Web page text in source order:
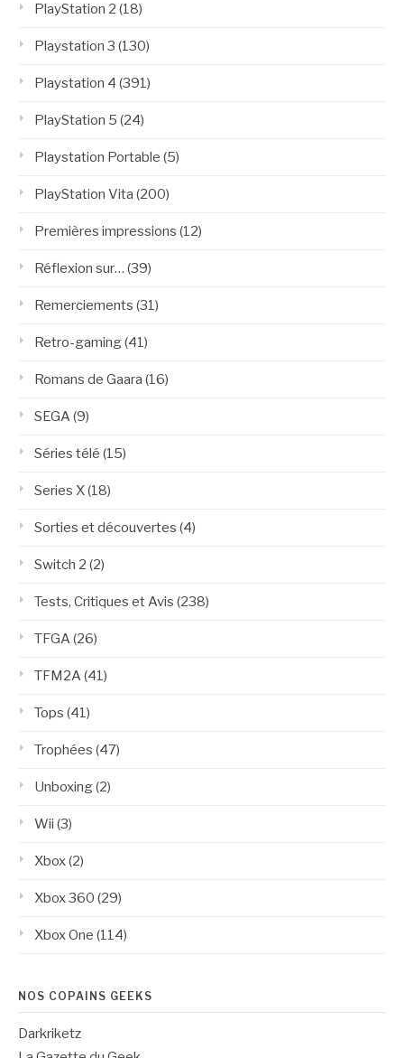
PlayStation 2 (18)
Playstation 3 (130)
Playstation 4 (391)
PlayStation 5 (24)
Playstation Portable (5)
PlayStation Vita (200)
Premières impressions (12)
Réflexion sur… (39)
Remerciements (31)
Retro-gaming(41)
Romans de Gaara (16)
SEGA(9)
Séries télé (15)
Series X(18)
Sorties et découvertes (4)
Switch 2 (2)
Tests, Critiques et Avis (238)
TFGA(26)
TFM2A(41)
Tops (41)
Trophées (47)
Unboxing(2)
Wii (3)
Xbox(2)
Xbox 360 (29)
Xbox One (114)
NOS COPAINS GEEKS
Darkriketz